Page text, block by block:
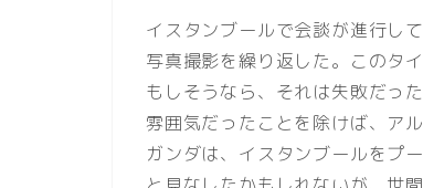
イスタンブールで会談が進行し
写真撮影を繰り返した。このタ
もしそうなら、それは失敗だっ
雰囲気だったことを除けば、ア
ガンダは、イスタンブールをプ